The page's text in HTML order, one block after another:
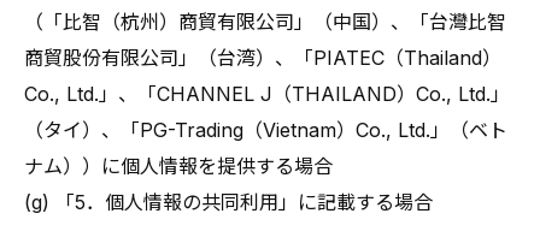
（「比智（杭州）商貿有限公司」（中国）、「台灣比智
商貿股份有限公司」（台湾）、「PIATEC（Thailand）
Co., Ltd.」、「CHANNEL J（THAILAND）Co., Ltd.」
（タイ）、「PG-Trading（Vietnam）Co., Ltd.」（ベト
ナム））に個人情報を提供する場合
(g) 「5．個人情報の共同利用」に記載する場合